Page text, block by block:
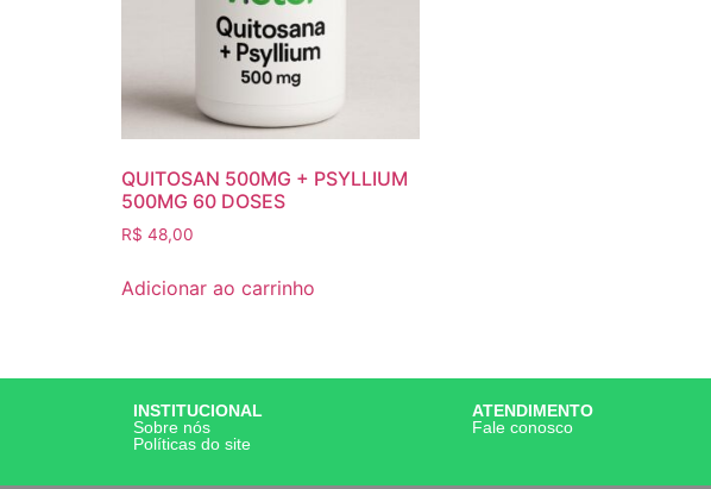
QUITOSAN 500MG + PSYLLIUM
500MG 60 DOSES
R$ 48,00
Adicionar ao carrinho
INSTITUCIONAL
Sobre nós
Políticas do site
ATENDIMENTO
Fale conosco